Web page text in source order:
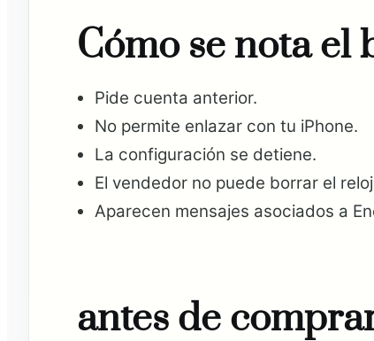
Cómo se nota el
Pide cuenta anterior.
No permite enlazar con tu iPhone.
La configuración se detiene.
El vendedor no puede borrar el
Aparecen mensajes asociados a
antes de